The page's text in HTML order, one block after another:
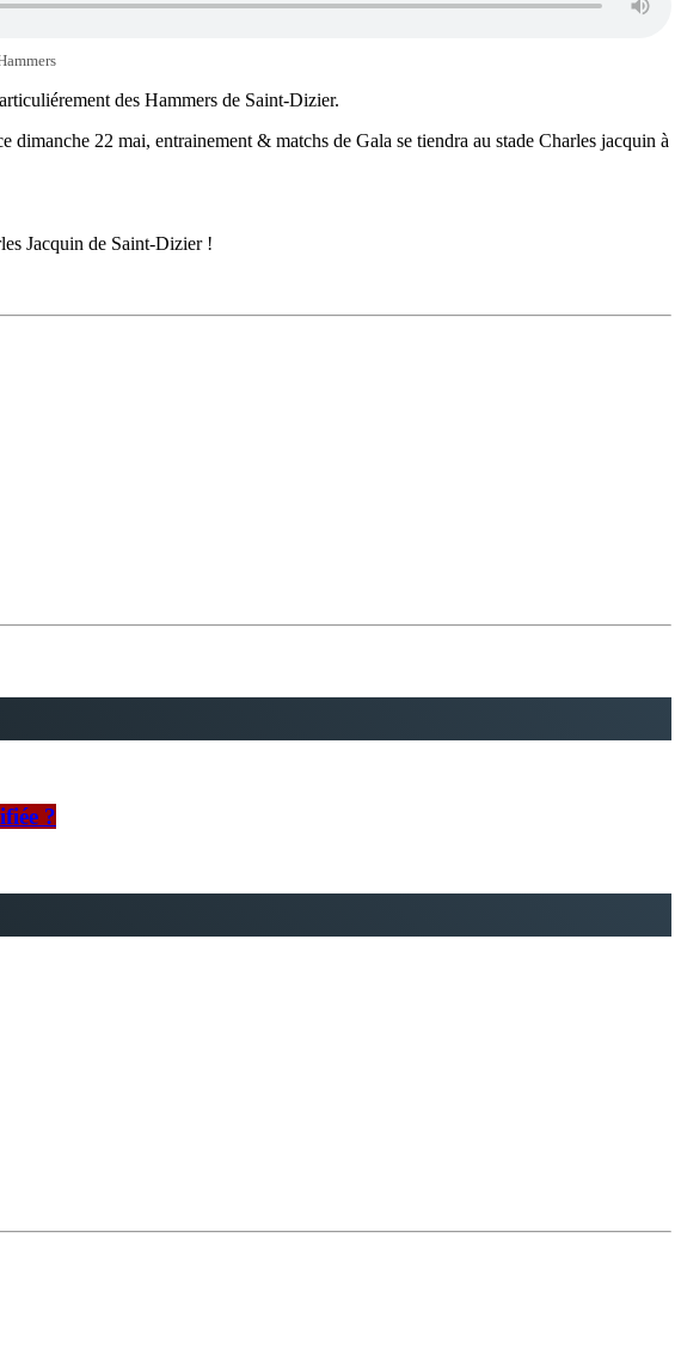
des Hammers de Saint-Dizier.
22 mai, entrainement & matchs de Gala se tiendra au stade Charles jacquin à
Jacquin de Saint-Dizier !
?